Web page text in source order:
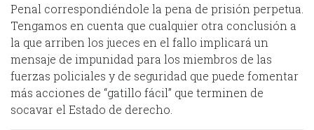
Penal correspondiéndole la pena de prisión perpetua.
Tengamos en cuenta que cualquier otra conclusión a
la que arriben los jueces en el fallo implicará un
mensaje de impunidad para los miembros de las
fuerzas policiales y de seguridad que puede fomentar
más acciones de “gatillo fácil” que terminen de
socavar el Estado de derecho.